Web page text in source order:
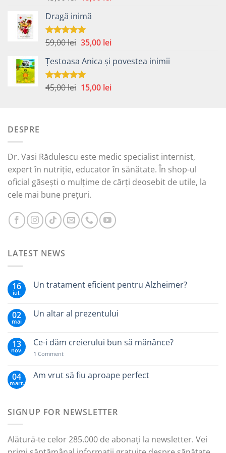
a
fost:
45,00 lei.
Dragă inimă
Evaluat la
59,00lei Prețul
a
fost:
59,00 lei.
35,00 leiPrețul
este:
Țestoasa Anica și povestea inimii
Evaluat la
45,00lei Prețul
15,00 leiPrețul
DESPRE
Dr. Vasi Rădulescu este medic specialist internist,
expert în nutriție, educator în sănătate. În shop-ul
oficial găsești o mulțime de cărți deosebit de utile, la
cele mai bune prețuri.
LATEST NEWS
16
iul.
Un tratament eficient pentru Alzheimer?
02
mai
Un altar al prezentului
13
nov.
Ce-i dăm creierului bun să mănânce?
1 Comment
04
mart.
Am vrut să fiu aproape perfect
SIGNUP FOR NEWSLETTER
Alătură-te celor 285.000 de abonați la newsletter. Vei